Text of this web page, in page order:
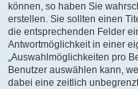
können, so haben Sie
erstellen. Sie sollten einen
die entsprechenden Felder
Antwortmöglichkeit in einer
„Auswahlmöglichkeiten pro
Benutzer auswählen kann,
dabei eine zeitlich